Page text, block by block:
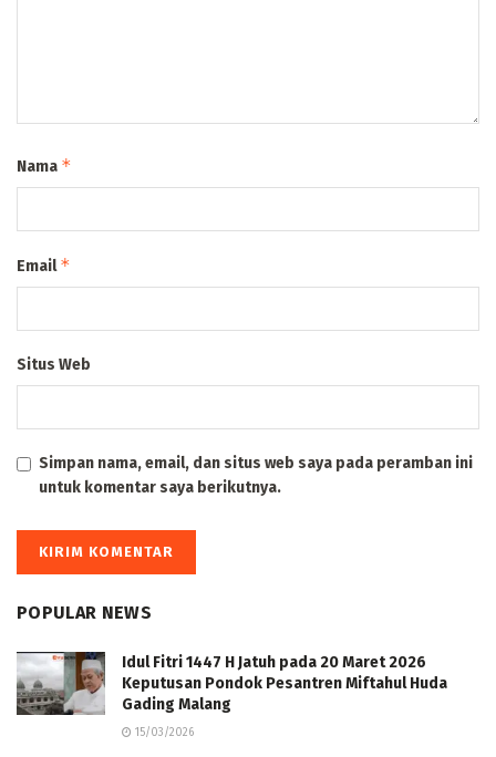
Nama *
Email*
Situs Web
Simpan nama, email, dan situs web saya pada peramban ini
untuk komentar saya berikutnya.
POPULAR NEWS
Idul Fitri 1447 H Jatuh pada 20 Maret 2026
Keputusan Pondok Pesantren Miftahul Huda
Gading Malang
15/03/2026